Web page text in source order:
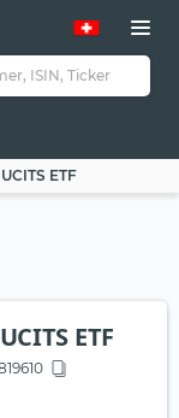
ETF
ETF